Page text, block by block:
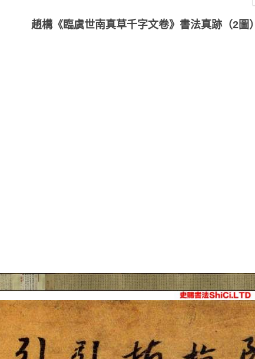
趙構《臨虞世南真草千字文卷》書法真跡（2圖）